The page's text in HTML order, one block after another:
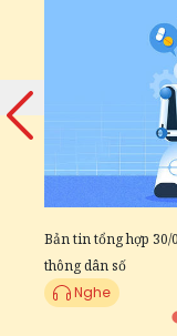
Bản tin tổng hợp 30/
thông dân số
Nghe